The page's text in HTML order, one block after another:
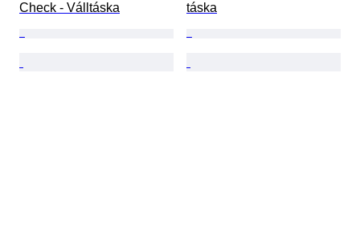
Check - Válltáska
táska